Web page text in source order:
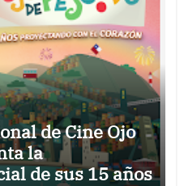
de Cine Ojo
la
de sus 15 años